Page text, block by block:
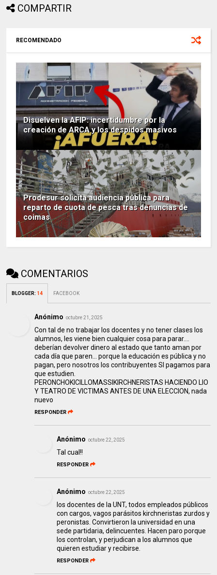
COMPARTIR
RECOMENDADO
Disuelven la AFIP: incertidumbre por la
creación de ARCA y los despidos masivos
Prodesur solicita audiencia pública para
reparto de cuota de pesca tras denuncias de
coimas
COMENTARIOS
BLOGGER: 14 FACEBOOK
Anónimo octubre 21, 2025
Con tal de no trabajar los docentes y no tener clases los
alumnos, les viene bien cualquier cosa para parar....
deberían devolver dinero al estado que tanto aman por
cada día que paren... porque la educación es pública y no
pagan, pero nosotros los contribuyentes SI pagamos para
que estudien.
PERONCHOKICILLOMASSIKIRCHNERISTAS HACIENDO LIO
Y TEATRO DE VICTIMAS ANTES DE UNA ELECCION, nada
nuevo
RESPONDER
Anónimo octubre 22, 2025
Tal cual!!
RESPONDER
Anónimo octubre 22, 2025
los docentes de la UNT, todos empleados públicos
con cargos, vagos parásitos kirchneristas zurdos y
peronistas. Convirtieron la universidad en una
sede partidaria, delincuentes. Hacen paro porque
los controlan, y perjudican a los alumnos que
quieren estudiar y recibirse.
RESPONDER